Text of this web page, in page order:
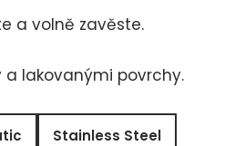
a volně zavěste.
a lakovanými povrchy.
Stainless Steel